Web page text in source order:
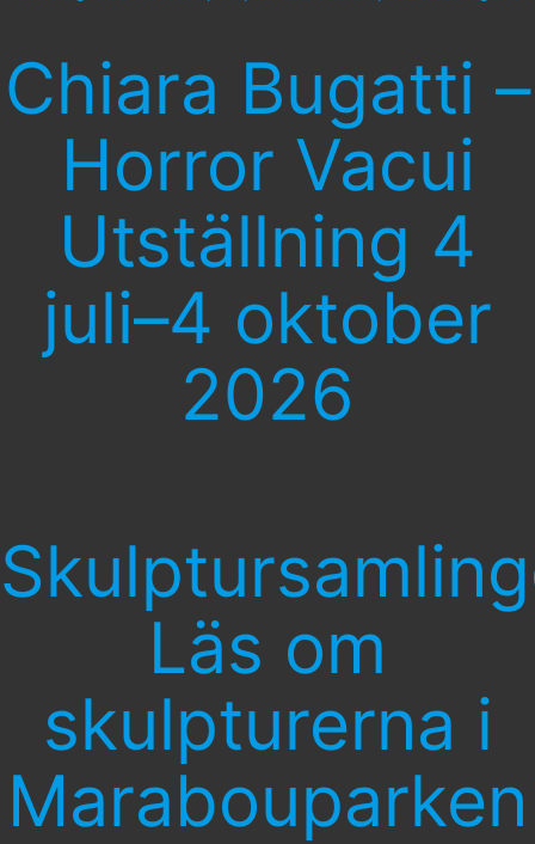
Chiara Bugatti –
Horror Vacui
Utställning 4
juli–4 oktober
2026
Läs om
skulpturerna i
Marabouparken